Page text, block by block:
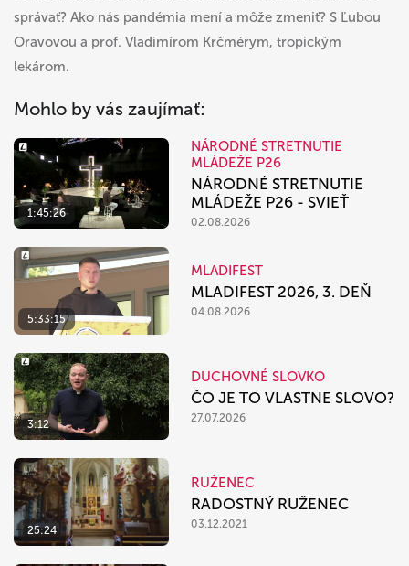
správať? Ako nás pandémia mení a môže zmeniť? S Ľubou
Oravovou a prof. Vladimírom Krčmérym, tropickým
lekárom.
Mohlo by vás zaujímať:
1:45:26
NÁRODNÉ STRETNUTIE
MLÁDEŽE P26
NÁRODNÉ STRETNUTIE
MLÁDEŽE P26 - SVIEŤ
02.08.2026
5:33:15
MLADIFEST
MLADIFEST 2026, 3. DEŇ
04.08.2026
3:12
DUCHOVNÉ SLOVKO
ČO JE TO VLASTNE SLOVO?
27.07.2026
25:24
RUŽENEC
RADOSTNÝ RUŽENEC
03.12.2021